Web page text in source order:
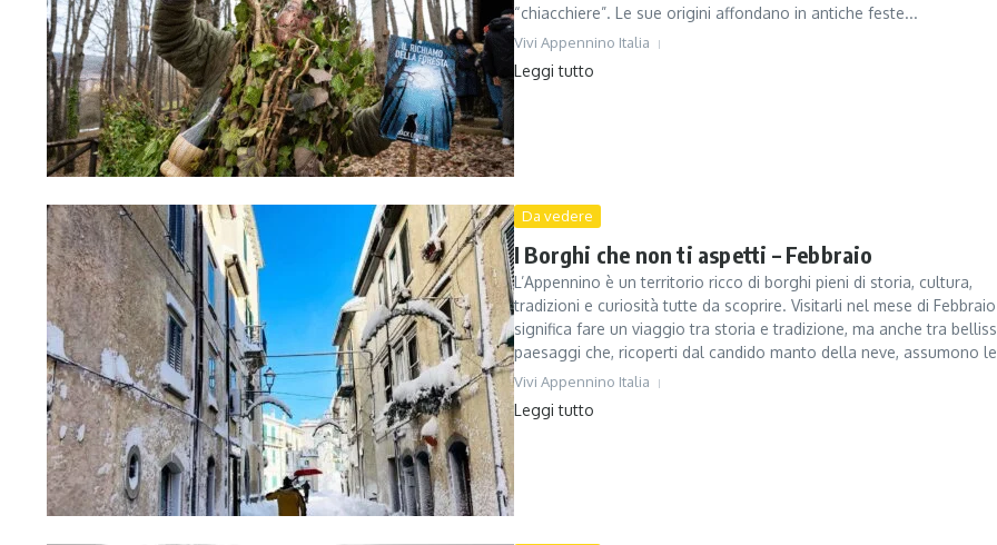
“chiacchiere”. Le sue origini affondano in antiche feste...
Vivi Appennino Italia
Leggi tutto
Da vedere
I Borghi che non ti aspetti – Febbraio
L’Appennino è un territorio ricco di borghi pieni di storia, cultura,
tradizioni e curiosità tutte da scoprire. Visitarli nel mese di Febbraio
significa fare un viaggio tra storia e tradizione, ma anche tra
paesaggi che, ricoperti dal candido manto della neve, assumono
Vivi Appennino Italia
Leggi tutto